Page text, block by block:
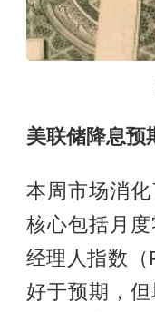
美联储降息预
本周市场消化
核心包括月
经理人指数
好于预期，